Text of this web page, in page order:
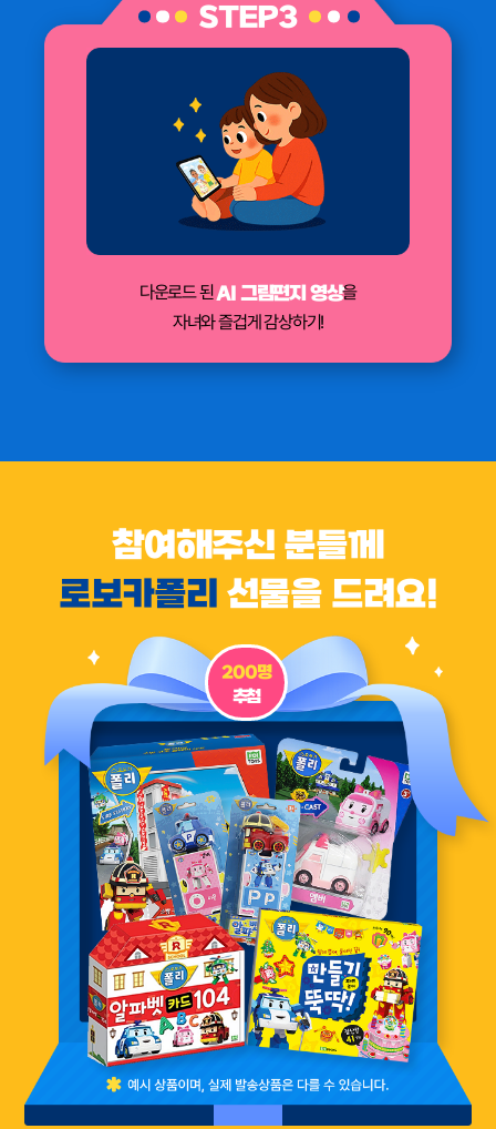
STEP3
다운로드 된AI 그림편지 영상을
자녀와 즐겁게 감상하기!
참여해주신 분들께
로보카폴리 선물을 드려요!
200명
추첨